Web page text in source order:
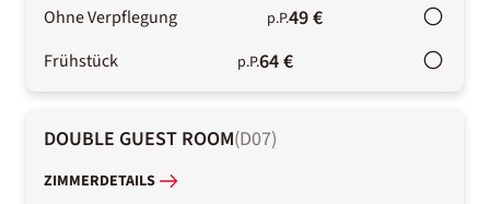
Ohne Verpflegung p.P.49 €
Frühstück p.P.64 €
DOUBLE GUEST ROOM(D07)
ZIMMERDETAILS